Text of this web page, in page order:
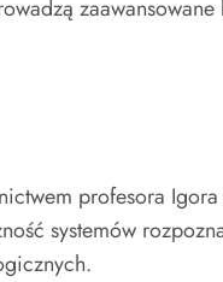
profesora Igora
systemów